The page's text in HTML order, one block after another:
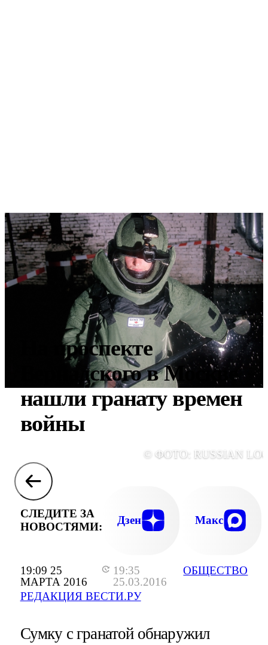
19:09 25
МАРТА 2016
19:35
25.03.2016
РЕДАКЦИЯ ВЕСТИ.РУ
ОБЩЕСТВО
На проспекте
Вернадского в Москве
нашли гранату времен
войны
© ФОТО: RUSSIAN
СЛЕДИТЕ ЗА
НОВОСТЯМИ:
Дзен Макс
Сумку с гранатой обнаружил